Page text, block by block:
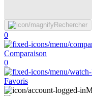
Rechercher
0
Comparaison
0
Favoris